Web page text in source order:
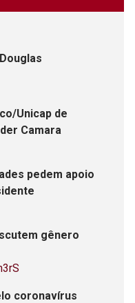
Unicap de
Camara
pedem apoio
gênero
coronavírus